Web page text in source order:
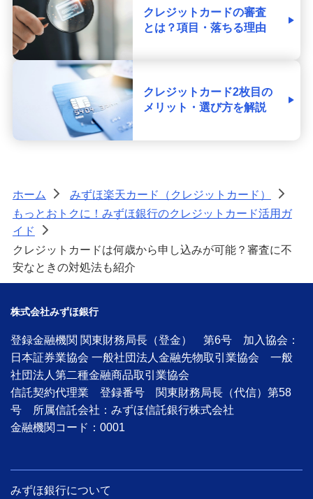
クレジットカードの審査
とは？項目・落ちる理由
クレジットカード2枚目の
メリット・選び方を解説
ホーム > みずほ楽天カード（クレジットカード）
>
もっとおトクに！みずほ銀行のクレジットカード活用ガ
イド
>
クレジットカードは何歳から申し込みが可能？審査に不
安なときの対処法も紹介
株式会社みずほ銀行
登録金融機関 関東財務局長（登金） 第6号 加入協会：
日本証券業協会 一般社団法人金融先物取引業協会 一般
社団法人第二種金融商品取引業協会
信託契約代理業 登録番号 関東財務局長（代信）第58
号 所属信託会社：みずほ信託銀行株式会社
金融機関コード：0001
みずほ銀行について